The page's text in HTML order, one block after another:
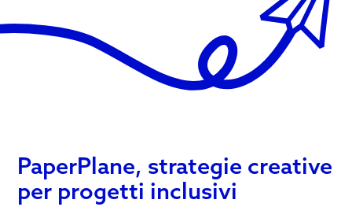
PaperPlane, strategie creative
per progetti inclusivi